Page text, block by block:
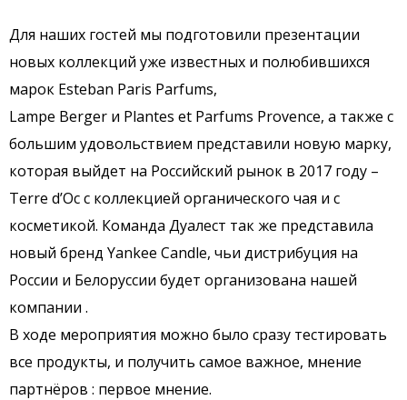
Для наших гостей мы подготовили презентации
новых коллекций уже известных и полюбившихся
марок Esteban Paris Parfums,
Lampe Berger и Plantes et Parfums Provence, а также с
большим удовольствием представили новую марку,
которая выйдет на Российский рынок в 2017 году –
Terre d’Oc с коллекцией органического чая и с
косметикой. Команда Дуалест так же представила
новый бренд Yankee Candle, чьи дистрибуция на
России и Белоруссии будет организована нашей
компании .
В ходе мероприятия можно было сразу тестировать
все продукты, и получить самое важное, мнение
партнёров : первое мнение.